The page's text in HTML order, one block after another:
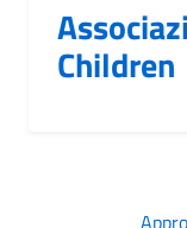
Children